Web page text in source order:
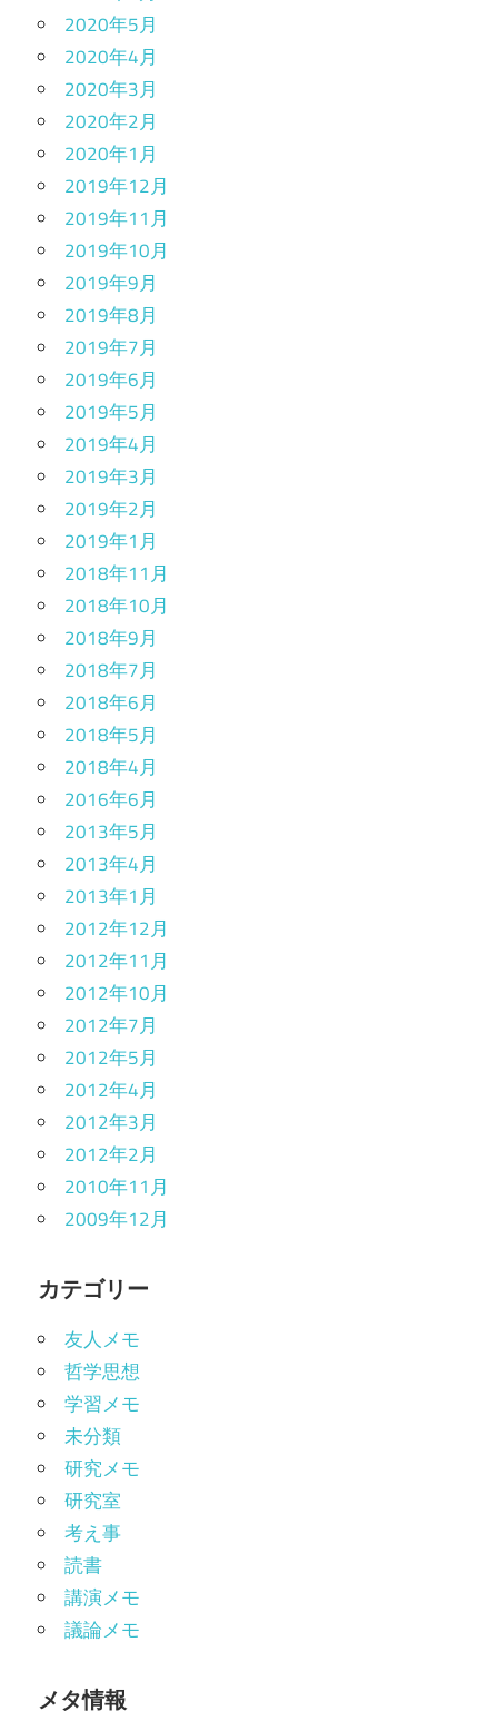
2020年5月
2020年4月
2020年3月
2020年2月
2020年1月
2019年12月
2019年11月
2019年10月
2019年9月
2019年8月
2019年7月
2019年6月
2019年5月
2019年4月
2019年3月
2019年2月
2019年1月
2018年11月
2018年10月
2018年9月
2018年7月
2018年6月
2018年5月
2018年4月
2016年6月
2013年5月
2013年4月
2013年1月
2012年12月
2012年11月
2012年10月
2012年7月
2012年5月
2012年4月
2012年3月
2012年2月
2010年11月
2009年12月
カテゴリー
友人メモ
哲学思想
学習メモ
未分類
研究メモ
研究室
考え事
読書
講演メモ
議論メモ
メタ情報